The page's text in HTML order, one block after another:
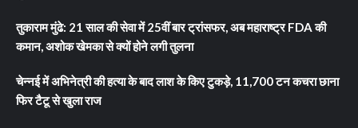
तुकाराम मुंढे: 21 साल की सेवा में 25वीं बार ट्रांसफर, अब महाराष्ट्र FDA की
कमान, अशोक खेमका से क्यों होने लगी तुलना
चेन्नई में अभिनेत्री की हत्या के बाद लाश के किए टुकड़े, 11,700 टन कचरा छाना
फिर टैटू से खुला राज